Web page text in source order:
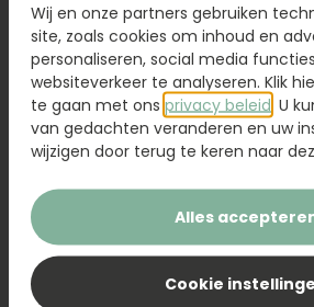
Boeket Raya
Wij en onze partners gebruiken
site, zoals cookies om inhoud en
personaliseren, social media
websiteverkeer te analyseren. Klik
te gaan met ons privacy beleid . U
van gedachten veranderen en uw
wijzigen door terug te keren naar
Alles
Cookie